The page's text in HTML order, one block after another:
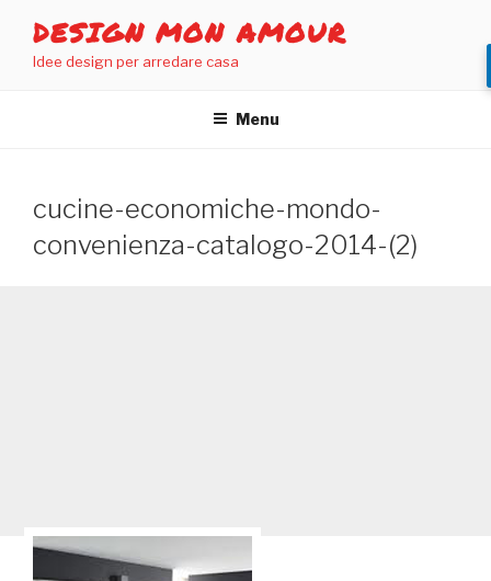
contenuto
DESIGN MON AMOUR
Idee design per arredare casa
Menu
cucine-economiche-mondo-
convenienza-catalogo-2014-(2)